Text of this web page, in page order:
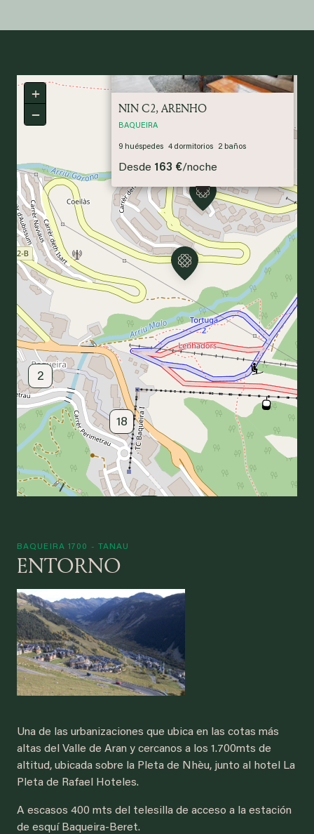
5
2
18
NIN C2, ARENHO
BAQUEIRA
9 huéspedes 4 dormitorios 2baños
Desde 163 €/noche
+
−
BAQUEIRA 1700 - TANAU
ENTORNO
Una de las urbanizaciones que ubica en las cotas más
altas del Valle de Aran y cercanos a los 1.700mts de
altitud, ubicada sobre la Pleta de Nhèu, junto al hotel La
Pleta de Rafael Hoteles.
A escasos 400 mts del telesilla de acceso a la estación
de esquí Baqueira-Beret.